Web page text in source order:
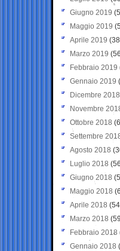
Giugno 2019
Maggio 2019
Aprile 2019
Marzo 2019
Febbraio 2019
Gennaio 2019
Dicembre 2018
Novembre
Ottobre 2018
Settembre
Agosto 2018
Luglio 2018
Giugno 2018
Maggio 2018
Aprile 2018
Marzo 2018
Febbraio 2018
Gennaio 2018